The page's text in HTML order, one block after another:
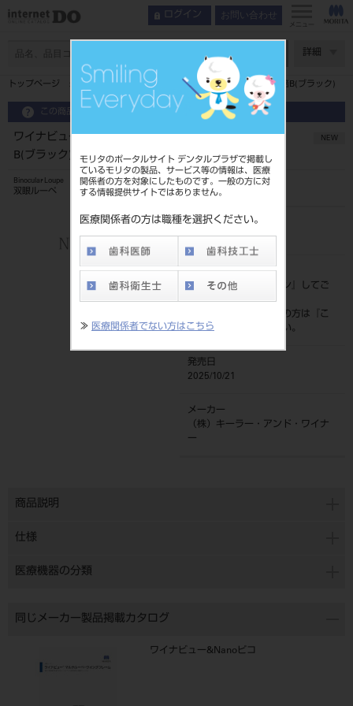
モリタのポータルサイト デンタルプラザで掲載し
ているモリタの製品、サービス等の情報は、医療
関係者の方を対象にしたものです。一般の方に対
する情報提供サイトではありません。
医療関係者の方は職種を選択ください。
≫ 医療関係者でない方はこちら
ログイン お問い合わせ
メニュー
詳細
トップページ ワイナビューPMフレームTTL･PMルーペセット3.0倍B(ブラック)
この商品に関するお問い合わせ
ワイナビューPMフレームTTL･PMルーペセット3.0倍
B(ブラック)
NEW
Binocular Loupe
双眼ルーペ
品目コード
206720675B
標準価格
価格の確認は『
ログイン
』してご
覧ください。
ネット会員登録がまだの方は『
こ
ちら』より登録ください。
発売日
2025/10/21
メーカー
（株）キーラー・アンド・ワイナ
ー
商品説明
仕様
医療機器の分類
同じメーカー製品掲載カタログ
ワイナビュー&Nanoピコ